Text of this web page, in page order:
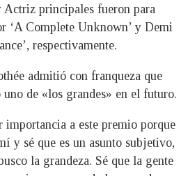
principales fueron para
‘A Complete Unknown’ y Demi
respectivamente.
admitió con franqueza que
uno de «los grandes» en el futuro.
a este premio porque
y sé que es un asunto subjetivo,
la grandeza. Sé que la gente